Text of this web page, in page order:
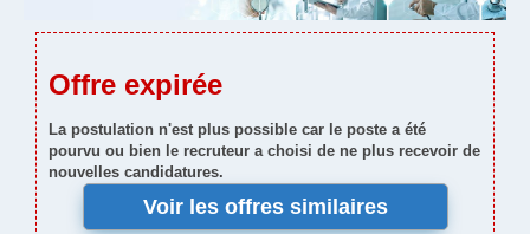
Offre expirée
La postulation n'est plus possible car le poste a été
pourvu ou bien le recruteur a choisi de ne plus recevoir de
nouvelles candidatures.
Voir les offres similaires